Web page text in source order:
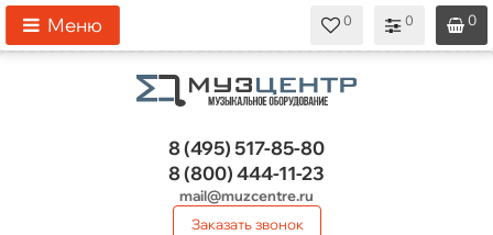
0
0
0
Меню
8 (495)517-85-80
8 (800)444-11-23
mail@muzcentre.ru
Заказать звонок